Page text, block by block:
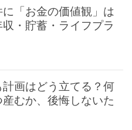
「お金の価値観」は
・貯蓄・ライフプラ
画はどう立てる？何
むか、後悔しないた